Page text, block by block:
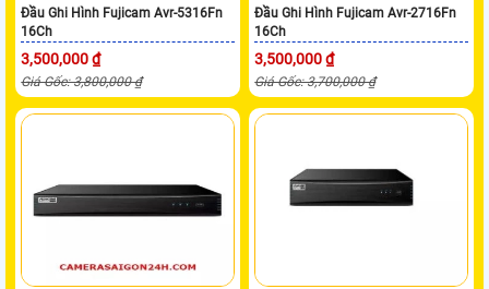
Đầu Ghi Hình Fujicam Avr-5316Fn
16Ch
3,500,000 ₫
Giá Gốc: 3,800,000 ₫
Đầu Ghi Hình Fujicam Avr-2716Fn
16Ch
3,500,000 ₫
Giá Gốc: 3,700,000 ₫